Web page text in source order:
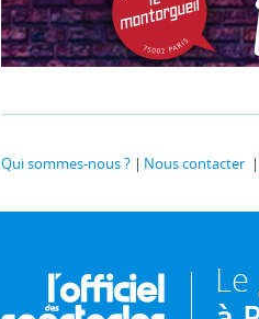
Qui sommes-nous ? Nous contacter